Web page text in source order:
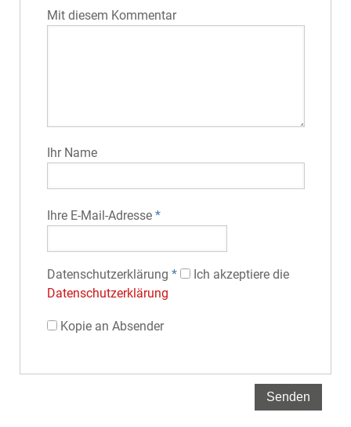
Mit diesem Kommentar
Ihr Name
Ihre E-Mail-Adresse*
Datenschutz­erklärung *
Ich akzeptiere die
Datenschutz­erklärung
Kopie an Absender